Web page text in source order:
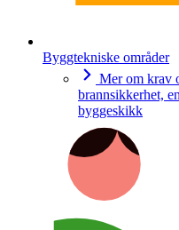
Byggtekniske områder
Mer om krav
brannsikkerhet,
byggeskikk